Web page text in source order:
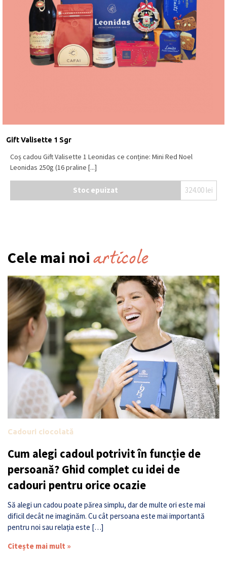
Gift Valisette 1 Sgr
Coș cadou Gift Valisette 1 Leonidas ce conține: Mini Red Noel
Leonidas 250g (16 praline [...]
Stoc epuizat 324.00 lei
Cele mai noi articole
Cadouri ciocolată
Cum alegi cadoul potrivit în funcție de
persoană? Ghid complet cu idei de
cadouri pentru orice ocazie
Să alegi un cadou poate părea simplu, dar de multe ori este mai
dificil decât ne imaginăm. Cu cât persoana este mai importantă
pentru noi sau relația este […]
Citește mai mult »